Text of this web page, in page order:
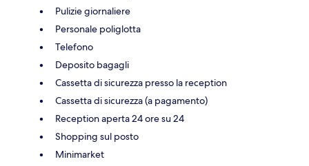
Pulizie giornaliere
Personale poliglotta
Telefono
Deposito bagagli
Cassetta di sicurezza presso la reception
Cassetta di sicurezza (a pagamento)
Reception aperta 24 ore su 24
Shopping sul posto
Minimarket